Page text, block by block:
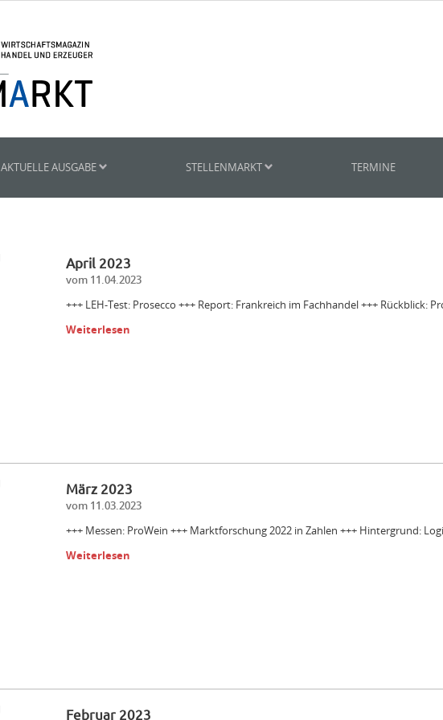
AKTUELLE AUSGABE STELLENMARKT TERMINE
April 2023
vom 11.04.2023
+++ LEH-Test: Prosecco +++ Report: Frankreich im Fachhandel +++ Rückblick:
Weiterlesen
März 2023
vom 11.03.2023
+++ Messen: ProWein +++ Marktforschung 2022 in Zahlen +++ Hintergrund:
Weiterlesen
Februar 2023